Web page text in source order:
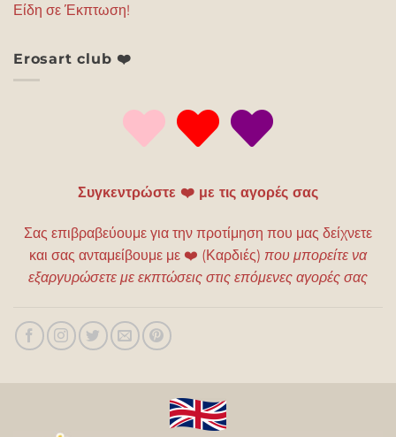
Είδη σε Έκπτωση!
Erosart club ❤️
Συγκεντρώστε ❤️ με τις αγορές σας
Σας επιβραβεύουμε για την προτίμηση που μας δείχνετε
και σας ανταμείβουμε με ❤️ (Καρδιές) που μπορείτε να
εξαργυρώσετε με εκπτώσεις στις επόμενες αγορές σας